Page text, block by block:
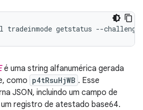
tradeinmode getstatus --challenge
é uma string alfanumérica gerada
como p4tRsuHjWB . Esse
JSON, incluindo um campo de
registro de atestado base64.